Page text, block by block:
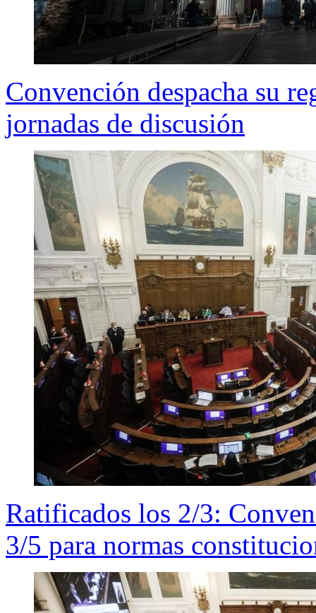
Convención despacha su
jornadas de discusión
Ratificados los 2/3:
3/5 para normas